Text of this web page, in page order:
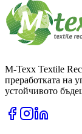
M-Texx Textile
преработката на
устойчивото